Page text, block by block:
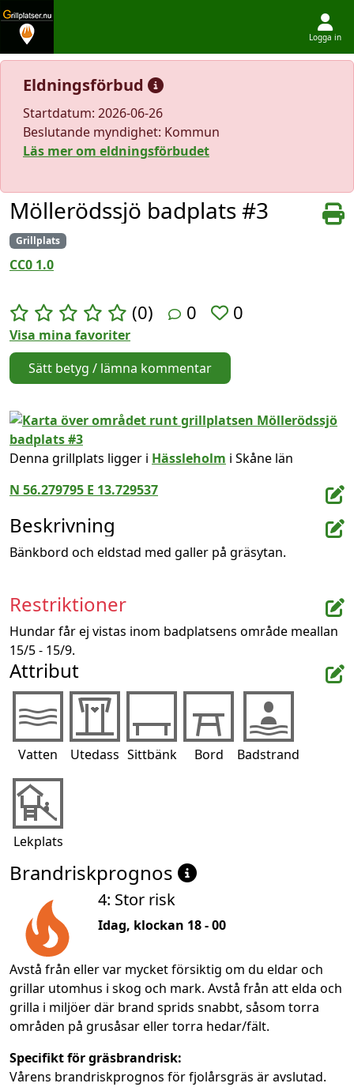
Hoppa till innehållet
Logga in
Eldningsförbud
Startdatum: 2026-06-26
Beslutande myndighet: Kommun
Läs mer om eldningsförbudet
Möllerödssjö badplats #3
Grillplats
CC0 1.0
(0) 0 0
Visa mina favoriter
Sätt betyg / lämna kommentar
Denna grillplats ligger i Hässleholm i Skåne län
N 56.279795 E 13.729537
Beskrivning
Bänkbord och eldstad med galler på gräsytan.
Restriktioner
Hundar får ej vistas inom badplatsens område meallan
15/5 - 15/9.
Attribut
Vatten Utedass Sittbänk Bord Badstrand
Lekplats
Brandriskprognos
4: Stor risk
Idag, klockan 18 - 00
Avstå från eller var mycket försiktig om du eldar och
grillar utomhus i skog och mark. Avstå från att elda och
grilla i miljöer där brand sprids snabbt, såsom torra
områden på grusåsar eller torra hedar/fält.
Specifikt för gräsbrandrisk:
Vårens brandriskprognos för fjolårsgräs är avslutad.